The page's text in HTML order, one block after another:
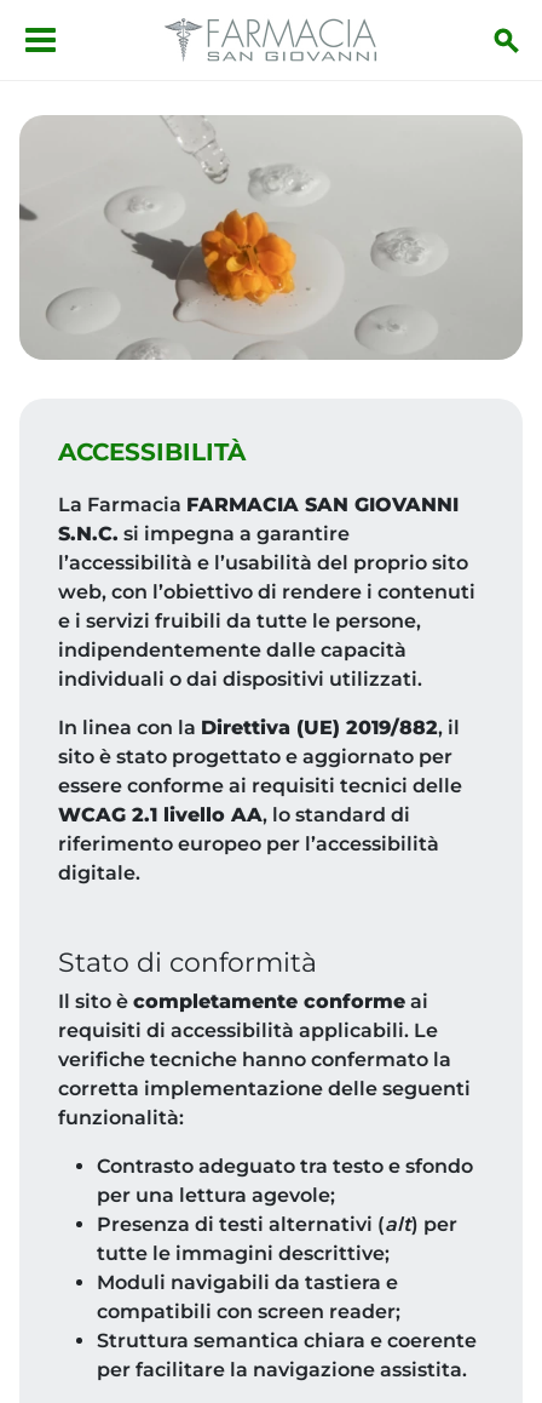
Salta al contenuto principale
ACCESSIBILITÀ
La Farmacia FARMACIA SAN GIOVANNI
S.N.C. si impegna a garantire
l’accessibilità e l’usabilità del proprio sito
web, con l’obiettivo di rendere i contenuti
e i servizi fruibili da tutte le persone,
indipendentemente dalle capacità
individuali o dai dispositivi utilizzati.
In linea con la Direttiva (UE) 2019/882, il
sito è stato progettato e aggiornato per
essere conforme ai requisiti tecnici delle
WCAG 2.1 livello AA, lo standard di
riferimento europeo per l’accessibilità
digitale.
Stato di conformità
Il sito è completamente conforme ai
requisiti di accessibilità applicabili. Le
verifiche tecniche hanno confermato la
corretta implementazione delle seguenti
funzionalità:
Contrasto adeguato tra testo e sfondo
per una lettura agevole;
Presenza di testi alternativi (alt) per
tutte le immagini descrittive;
Moduli navigabili da tastiera e
compatibili con screen reader;
Struttura semantica chiara e coerente
per facilitare la navigazione assistita.